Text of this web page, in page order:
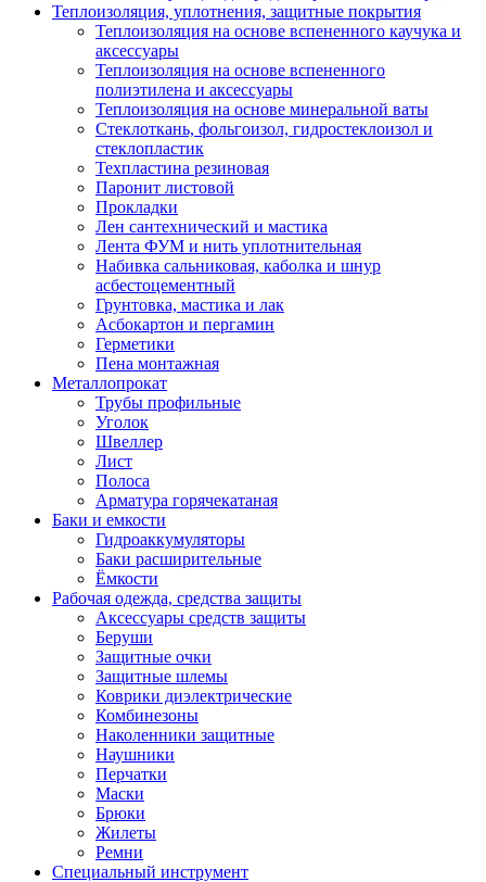
Теплоизоляция, уплотнения, защитные покрытия
Теплоизоляция на основе вспененного каучука и
аксессуары
Теплоизоляция на основе вспененного
полиэтилена и аксессуары
Теплоизоляция на основе минеральной ваты
Стеклоткань, фольгоизол, гидростеклоизол и
стеклопластик
Техпластина резиновая
Паронит листовой
Прокладки
Лен сантехнический и мастика
Лента ФУМ и нить уплотнительная
Набивка сальниковая, каболка и шнур
асбестоцементный
Грунтовка, мастика и лак
Асбокартон и пергамин
Герметики
Пена монтажная
Металлопрокат
Трубы профильные
Уголок
Швеллер
Лист
Полоса
Арматура горячекатаная
Баки и емкости
Гидроаккумуляторы
Баки расширительные
Ёмкости
Рабочая одежда, средства защиты
Аксессуары средств защиты
Беруши
Защитные очки
Защитные шлемы
Коврики диэлектрические
Комбинезоны
Наколенники защитные
Наушники
Перчатки
Маски
Брюки
Жилеты
Ремни
Специальный инструмент